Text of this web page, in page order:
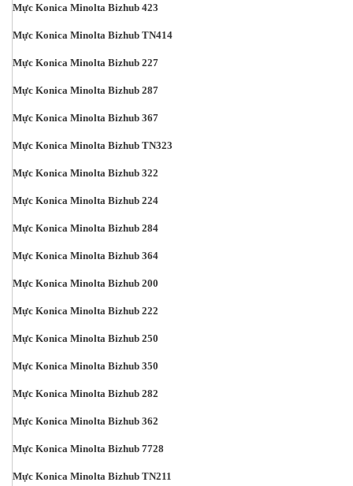
Mực Konica Minolta Bizhub 423
Mực Konica Minolta Bizhub TN414
Mực Konica Minolta Bizhub 227
Mực Konica Minolta Bizhub 287
Mực Konica Minolta Bizhub 367
Mực Konica Minolta Bizhub TN323
Mực Konica Minolta Bizhub 322
Mực Konica Minolta Bizhub 224
Mực Konica Minolta Bizhub 284
Mực Konica Minolta Bizhub 364
Mực Konica Minolta Bizhub 200
Mực Konica Minolta Bizhub 222
Mực Konica Minolta Bizhub 250
Mực Konica Minolta Bizhub 350
Mực Konica Minolta Bizhub 282
Mực Konica Minolta Bizhub 362
Mực Konica Minolta Bizhub 7728
Mực Konica Minolta Bizhub TN211